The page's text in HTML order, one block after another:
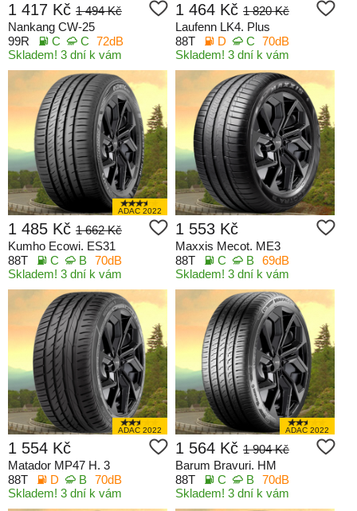
1 417 Kč 1 494 Kč
Nankang CW-25
99R
C C 72dB
Skladem! 3 dní k vám
1 464 Kč 1 820 Kč
Laufenn LK4. Plus
88T
D C 70dB
Skladem! 3 dní k vám
ADAC 2022
1 485 Kč 1 662 Kč
Kumho Ecowi. ES31
88T
C B 70dB
Skladem! 3 dní k vám
1 553 Kč
Maxxis Mecot. ME3
88T
C B 69dB
Skladem! 3 dní k vám
ADAC 2022
1 554 Kč
Matador MP47 H. 3
88T
D B 70dB
Skladem! 3 dní k vám
ADAC 2022
1 564 Kč 1 904 Kč
Barum Bravuri. HM
88T
C B 70dB
Skladem! 3 dní k vám